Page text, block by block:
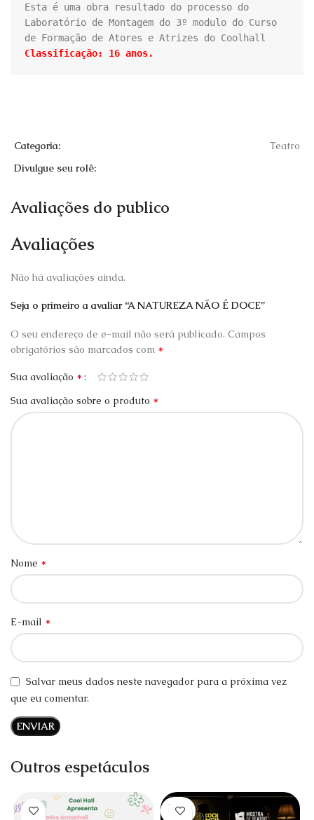
Esta é uma obra resultado do processo do
Laboratório de Montagem do 3º modulo do Curso
Classificação: 16 anos.
Categoria:
Teatro
Divulgue seu rolê:
Avaliações do publico
Avaliações
Não há avaliações ainda.
Seja o primeiro a avaliar “A NATUREZA NÃO É DOCE”
O seu endereço de e-mail não será publicado. Campos
obrigatórios são marcados com *
Sua avaliação *
Sua avaliação sobre o produto *
Nome *
E-mail *
Salvar meus dados neste navegador para a próxima vez
que eu comentar.
Outros espetáculos
SOLD
OUT